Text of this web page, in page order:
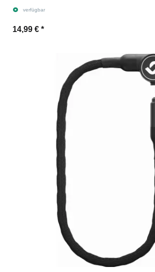
verfügbar
14,99 € *